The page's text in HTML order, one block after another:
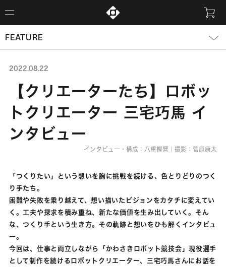
FEATURE
2022.08.22
【クリエーターたち】ロボッ
トクリエーター 三宅巧馬 イ
ンタビュー
インタビュー・構成：八重樫響｜撮影：菅原康太
「つくりたい」という想いを胸に挑戦を続ける、色とりどりのつく
り手たち。
困難や失敗を乗り越えて、想い描いたビジョンをカタチに変えてい
く。工夫や探求を積み重ね、新たな価値を生み出していく。そん
な、つくり手という生き方。その軌跡と想いをひも解くインタビュ
ー。
今回は、仕事と両立しながら「かわさきロボット競技会」現役選手
として制作を続けるロボットクリエーター、三宅巧馬さんにお話を